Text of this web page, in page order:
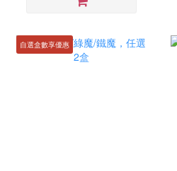
自選盒數享優惠